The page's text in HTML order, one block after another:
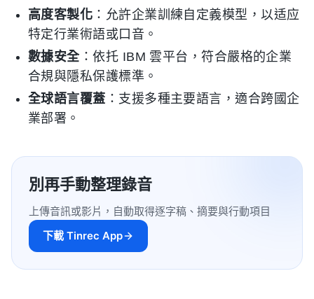
高度客製化 ：允許企業訓練自定義模型，以适应
特定行業術語或口音。
數據安全：依托 IBM 雲平台，符合嚴格的企業
合規與隱私保護標準。
全球語言覆蓋 ：支援多種主要語言，適合跨國企
業部署。
別再手動整理錄音
上傳音訊或影片，自動取得逐字稿、摘要與行動項目
下載 Tinrec App